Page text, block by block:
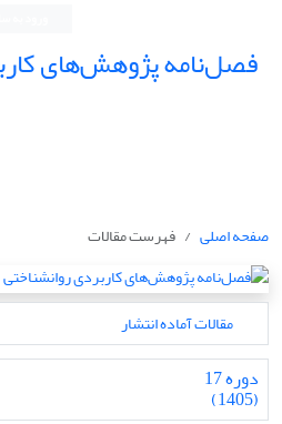
فصل‌نامه پژوهش‌های
صفحه اصلی فهرست مقالات
مقالات آماده انتشار
دوره 17
(1405)